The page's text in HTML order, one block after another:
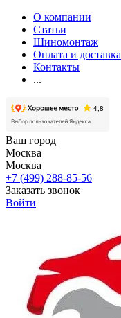
О компании
Статьи
Шиномонтаж
Оплата и доставка
Контакты
...
Ваш город
Москва
Москва
+7 (499) 288-85-56
Заказать звонок
Войти